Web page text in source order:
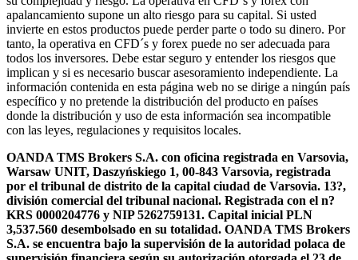
apalancamiento supone un alto riesgo para su capital. Si usted
invierte en estos productos puede perder parte o todo su dinero. Por
tanto, la operativa en CFD´s y forex puede no ser adecuada para
todos los inversores. Debe estar seguro y entender los riesgos que
implican y si es necesario buscar asesoramiento independiente. La
información contenida en esta página web no se dirige a ningún país
específico y no pretende la distribución del producto en países
donde la distribución y uso de esta información sea incompatible
con las leyes, regulaciones y requisitos locales.
OANDA TMS Brokers S.A. con oficina registrada en Varsovia,
Warsaw UNIT, Daszyńskiego 1, 00-843 Varsovia, registrada
por el tribunal de distrito de la capital ciudad de Varsovia. 13?,
división comercial del tribunal nacional. Registrada con el n?
KRS 0000204776 y NIP 5262759131. Capital inicial PLN
3,537.560 desembolsado en su totalidad. OANDA TMS Brokers
S.A. se encuentra bajo la supervisión de la autoridad polaca de